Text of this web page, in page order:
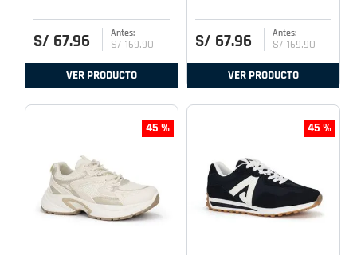
S/ 67.96 S/ 169.90
VER PRODUCTO
S/ 67.96 S/ 169.90
VER PRODUCTO
45 % 45 %